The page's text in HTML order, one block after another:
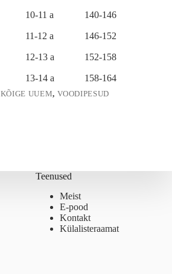
10-11 a 140-146
11-12 a 146-152
12-13 a 152-158
13-14 a 158-164
KÕIGE UUEM, VOODIPESUD
Teenused
Meist
E-pood
Kontakt
Külalisteraamat